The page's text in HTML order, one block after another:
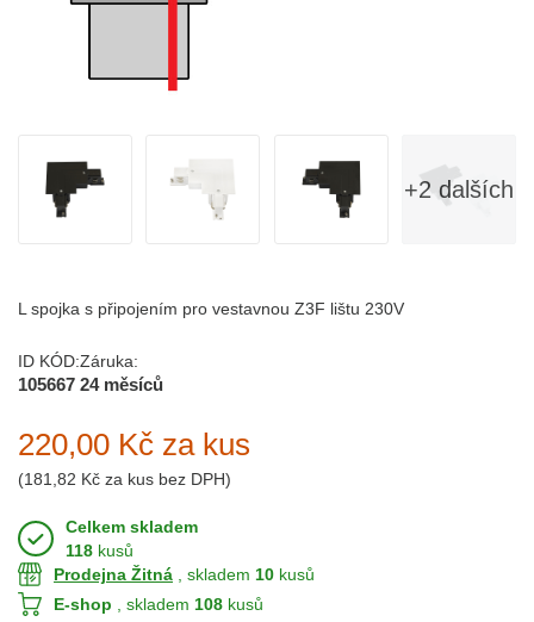
+2 dalších
L spojka s připojením pro vestavnou Z3F lištu 230V
ID KÓD:
105667
Záruka:
24 měsíců
220,00 Kč za kus
(181,82 Kč za kus bez DPH)
Celkem skladem
118 kusů
Prodejna Žitná , skladem 10 kusů
E-shop , skladem 108 kusů